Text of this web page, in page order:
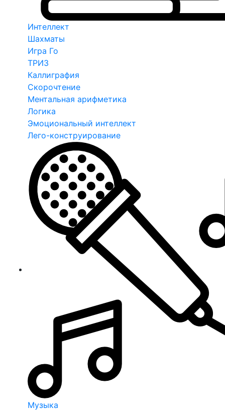
Интеллект
Шахматы
Игра Го
ТРИЗ
Каллиграфия
Скорочтение
Ментальная арифметика
Логика
Эмоциональный интеллект
Лего-конструирование
Музыка